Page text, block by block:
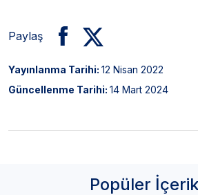
Paylaş
Yayınlanma Tarihi: 12 Nisan 2022
Güncellenme Tarihi: 14 Mart 2024
Popüler